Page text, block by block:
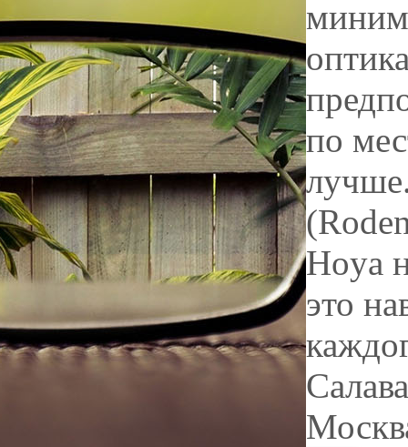
по
Hoya
это